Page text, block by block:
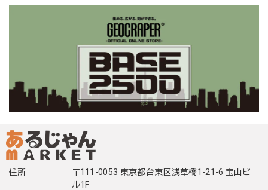
住所
〒111-0053 東京都台東区浅草橋1-21-6 宝山ビ
ル1F